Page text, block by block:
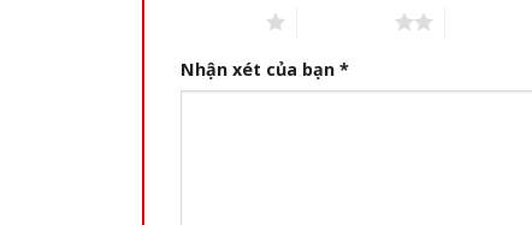
Nhận xét của bạn *